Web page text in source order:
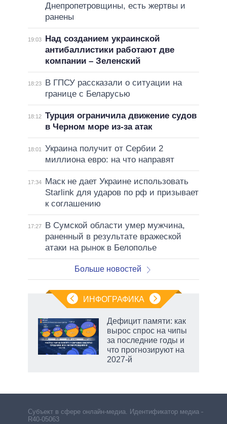
Днепропетровщины, есть жертвы и
ранены
19:03
Над созданием украинской
антибаллистики работают две
компании – Зеленский
18:23
В ГПСУ рассказали о ситуации на
границе с Беларусью
18:12 Турция ограничила движение судов
в Черном море из-за атак
18:01
Украина получит от Сербии 2
миллиона евро: на что направят
17:34
Маск не дает Украине использовать
Starlink для ударов по рф и призывает
к соглашению
17:27
В Сумской области умер мужчина,
раненный в результате вражеской
атаки на рынок в Белополье
Больше новостей
ИНФОГРАФИКА
Дефицит памяти: как
вырос спрос на чипы
за последние годы и
что прогнозируют на
2027-й
Субъект в сфере онлайн-медиа. Идентификатор медиа –
R40-05063